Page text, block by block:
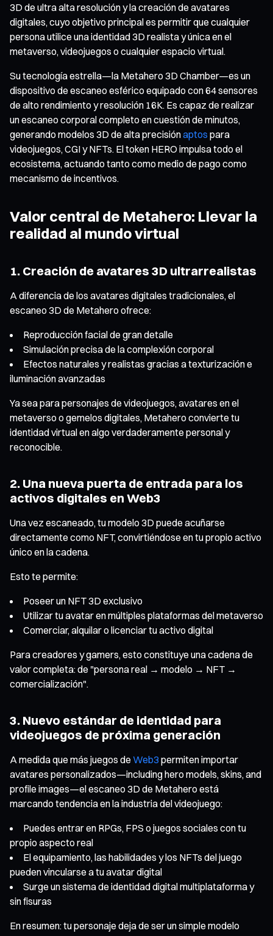
3D de ultra alta resolución y la creación de avatares
digitales, cuyo objetivo principal es permitir que cualquier
persona utilice una identidad 3D realista y única en el
metaverso, videojuegos o cualquier espacio virtual.
Su tecnología estrella—la Metahero 3D Chamber—es un
dispositivo de escaneo esférico equipado con 64 sensores
de alto rendimiento y resolución 16K. Es capaz de realizar
un escaneo corporal completo en cuestión de minutos,
generando modelos 3D de alta precisiónaptos para
videojuegos, CGI y NFTs. El token HERO impulsa todo el
ecosistema, actuando tanto como medio de pago como
mecanismo de incentivos.
Valor central de Metahero: Llevar la
realidad al mundo virtual
1. Creación de avatares 3D ultrarrealistas
A diferencia de los avatares digitales tradicionales, el
escaneo 3D de Metahero ofrece:
Reproducción facial de gran detalle
Simulación precisa de la complexión corporal
Efectos naturales y realistas gracias a texturización e
iluminación avanzadas
Ya sea para personajes de videojuegos, avatares en el
metaverso o gemelos digitales, Metahero convierte tu
identidad virtual en algo verdaderamente personal y
reconocible.
2. Una nueva puerta de entrada para los
activos digitales en Web3
Una vez escaneado, tu modelo 3D puede acuñarse
directamente como NFT, convirtiéndose en tu propio activo
único en la cadena.
Esto te permite:
Poseer un NFT 3D exclusivo
Utilizar tu avatar en múltiples plataformas del metaverso
Comerciar, alquilar o licenciar tu activo digital
Para creadores y gamers, esto constituye una cadena de
valor completa: de "persona real → modelo → NFT →
comercialización".
3. Nuevo estándar de identidad para
videojuegos de próxima generación
A medida que más juegos de Web3 permiten importar
avatares personalizados—including hero models, skins, and
profile images—el escaneo 3D de Metahero está
marcando tendencia en la industria del videojuego:
Puedes entrar en RPGs, FPS o juegos sociales con tu
propio aspecto real
El equipamiento, las habilidades y los NFTs del juego
pueden vincularse a tu avatar digital
Surge un sistema de identidad digital multiplataforma y
sin fisuras
En resumen: tu personaje deja de ser un simple modelo